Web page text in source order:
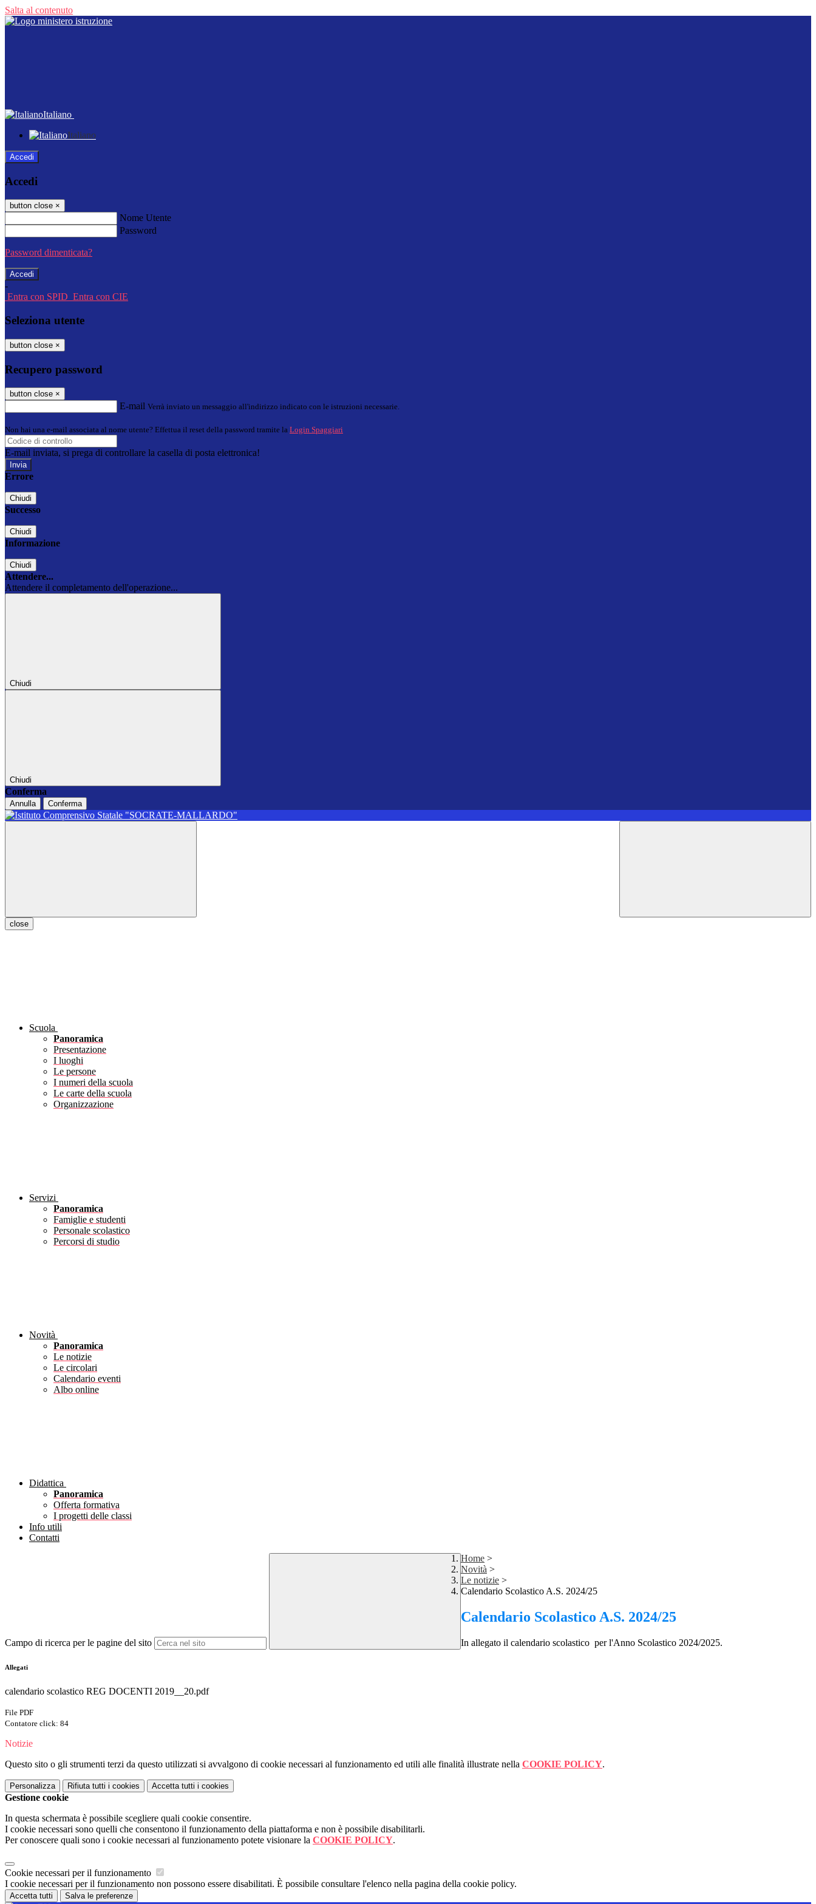
Salta al contenuto
Italiano
Italiano
Accedi
Accedi
button close ×
Nome Utente
Password
Password dimenticata?
-
Entra con SPID Entra con CIE
Seleziona utente
button close ×
Recupero password
button close ×
E-mail Verrà inviato un messaggio all'indirizzo indicato con le istruzioni necessarie.
Non hai una e-mail associata al nome utente? Effettua il reset della password tramite la Login Spaggiari
E-mail inviata, si prega di controllare la casella di posta elettronica!
Errore
Chiudi
Successo
Chiudi
Informazione
Chiudi
Attendere...
Attendere il completamento dell'operazione...
Chiudi
Chiudi
Conferma
Annulla Conferma
close
Scuola
Panoramica
Presentazione
I luoghi
Le persone
I numeri della scuola
Le carte della scuola
Organizzazione
Servizi
Panoramica
Famiglie e studenti
Personale scolastico
Percorsi di studio
Novità
Panoramica
Le notizie
Le circolari
Calendario eventi
Albo online
Didattica
Panoramica
Offerta formativa
I progetti delle classi
Info utili
Contatti
Campo di ricerca per le pagine del sito
Home >
Novità >
Le notizie >
Calendario Scolastico A.S. 2024/25
Calendario Scolastico A.S. 2024/25
In allegato il calendario scolastico per l'Anno Scolastico 2024/2025.
Allegati
calendario scolastico REG DOCENTI 2019__20.pdf
File PDF
Contatore click: 84
Notizie
Questo sito o gli strumenti terzi da questo utilizzati si avvalgono di cookie necessari al funzionamento ed utili alle finalità illustrate nella COOKIE POLICY.
Personalizza Rifiuta tutti i cookies Accetta tutti i cookies
Gestione cookie
In questa schermata è possibile scegliere quali cookie consentire.
I cookie necessari sono quelli che consentono il funzionamento della piattaforma e non è possibile disabilitarli.
Per conoscere quali sono i cookie necessari al funzionamento potete visionare la COOKIE POLICY.
Cookie necessari per il funzionamento
I cookie necessari per il funzionamento non possono essere disabilitati. È possibile consultare l'elenco nella pagina della cookie policy.
Accetta tutti Salva le preferenze